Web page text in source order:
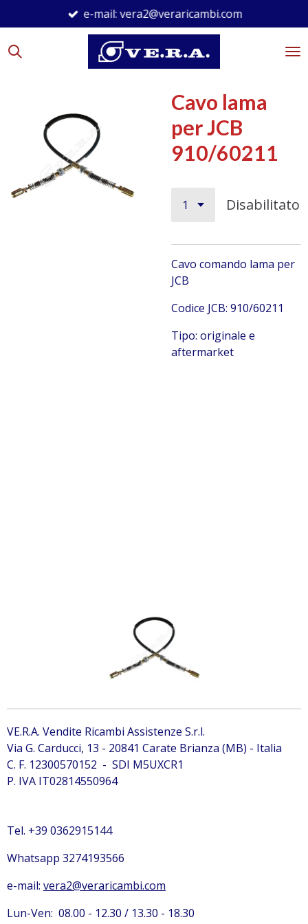
al
contenuto
e-mail: vera2@veraricambi.com
Cavo lama
per JCB
910/60211
Disabilitato
Cavo comando lama per
JCB
Codice JCB: 910/60211
Tipo: originale e
aftermarket
VE.R.A. Vendite Ricambi Assistenze S.r.l.
Via G. Carducci, 13 - 20841 Carate Brianza (MB) - Italia
C. F. 12300570152 - SDI M5UXCR1
P. IVA IT02814550964
Tel. +39 0362915144
Whatsapp 3274193566
e-mail: vera2@veraricambi.com
Lun-Ven: 08.00 - 12.30 / 13.30 - 18.30